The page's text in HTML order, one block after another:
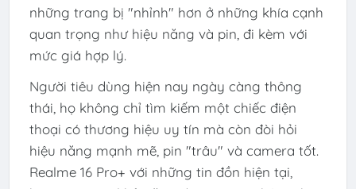
những trang bị "nhỉnh" hơn ở những khía cạnh
quan trọng như hiệu năng và pin, đi kèm với
mức giá hợp lý.
Người tiêu dùng hiện nay ngày càng thông
thái, họ không chỉ tìm kiếm một chiếc điện
thoại có thương hiệu uy tín mà còn đòi hỏi
hiệu năng mạnh mẽ, pin "trâu" và camera tốt.
Realme 16 Pro+ với những tin đồn hiện tại,